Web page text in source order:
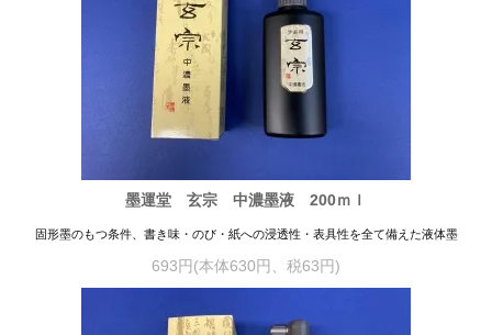
墨運堂 玄宗 中濃墨液 200ｍｌ
固形墨のもつ条件、書き味・のび・紙への浸透性・表具性を全て備えた液体墨
693円(本体630円、税63円)